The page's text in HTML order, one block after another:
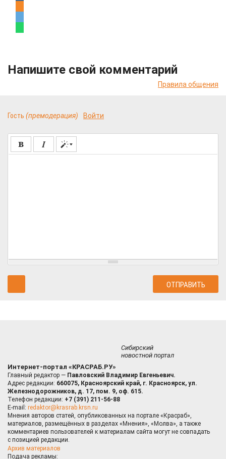
Напишите свой комментарий
Правила общения
Гость (премодерация) Войти
Сибирский
новостной портал
Интернет-портал «КРАСРАБ.РУ»
Главный редактор — Павловский Владимир Евгеньевич.
Адрес редакции: 660075, Красноярский край, г. Красноярск, ул.
Железнодорожников, д. 17, пом. 9, оф. 615.
Телефон редакции: +7 (391) 211-56-88
E-mail: redaktor@krasrab.krsn.ru
Мнения авторов статей, опубликованных на портале «Красраб»,
материалов, размещённых в разделах «Мнения», «Молва», а также
комментариев пользователей к материалам сайта могут не совпадать
с позицией редакции.
Архив материалов
Подача рекламы: